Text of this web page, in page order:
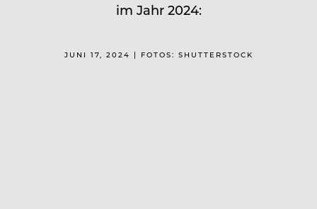
im Jahr 2024:
JUNI 17, 2024 | FOTOS: SHUTTERSTOCK